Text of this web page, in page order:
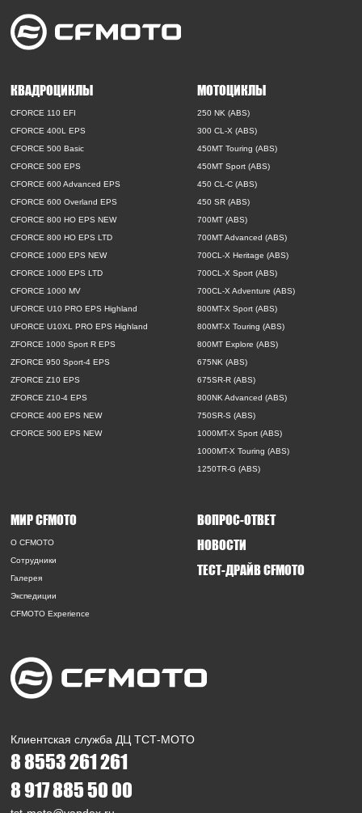
Клиентская служба ДЦ ТСТ-МОТО
8 8553 261 261
8 917 885 50 00
КВАДРОЦИКЛЫ
CFORCE 110 EFI
CFORCE 400L EPS
CFORCE 500 Basic
CFORCE 500 EPS
CFORCE 600 Advanced EPS
CFORCE 600 Overland EPS
CFORCE 800 HO EPS NEW
CFORCE 800 HO EPS LTD
CFORCE 1000 EPS NEW
CFORCE 1000 EPS LTD
CFORCE 1000 MV
UFORCE U10 PRO EPS Highland
UFORCE U10XL PRO EPS Highland
ZFORCE 1000 Sport R EPS
ZFORCE 950 Sport-4 EPS
ZFORCE Z10 EPS
ZFORCE Z10-4 EPS
CFORCE 400 EPS NEW
CFORCE 500 EPS NEW
МОТОЦИКЛЫ
250 NK (ABS)
300 CL-X (ABS)
450MT Touring (ABS)
450MT Sport (ABS)
450 CL-C (ABS)
450 SR (ABS)
700MT (ABS)
700MT Advanced (ABS)
700CL-X Heritage (ABS)
700CL-X Sport (ABS)
700CL-X Adventure (ABS)
800MT-X Sport (ABS)
800MT-X Touring (ABS)
800MT Explore (ABS)
675NK (ABS)
675SR-R (ABS)
800NK Advanced (ABS)
750SR-S (ABS)
1000MT-X Sport (ABS)
1000MT-X Touring (ABS)
1250TR-G (ABS)
МИР CFMOTO
O CFMOTO
Сотрудники
Галерея
Экспедиции
CFMOTO Experience
ВОПРОС-ОТВЕТ
НОВОСТИ
ТЕСТ-ДРАЙВ CFMOTO